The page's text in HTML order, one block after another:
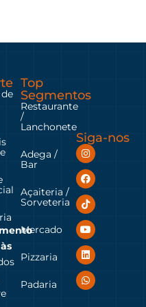
Top
Segmentos
Restaurante
/
Lanchonete
Adega /
Bar
Açaiteria /
Sorveteria
Mercado
Pizzaria
Padaria
Siga-nos